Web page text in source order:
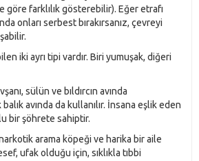
farklılık gösterebilir). Eğer etrafı
onları serbest bırakırsanız, çevreyi
iki ayrı tipi vardır. Biri yumuşak, diğeri
sülün ve bıldırcın avında
balık avında da kullanılır. İnsana eşlik eden
bir şöhrete sahiptir.
arama köpeği ve harika bir aile
ufak olduğu için, sıklıkla tıbbi